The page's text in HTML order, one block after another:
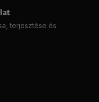
terjesztése és